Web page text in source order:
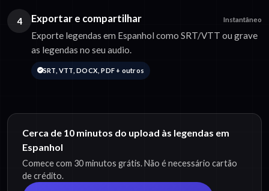
4 Exportar e compartilhar Instantâneo
Exporte legendas em Espanhol como SRT/VTT ou grave
as legendas no seu audio.
SRT, VTT, DOCX, PDF + outros
Cerca de 10 minutos do upload às legendas em
Espanhol
Comece com 30 minutos grátis. Não é necessário cartão
de crédito.